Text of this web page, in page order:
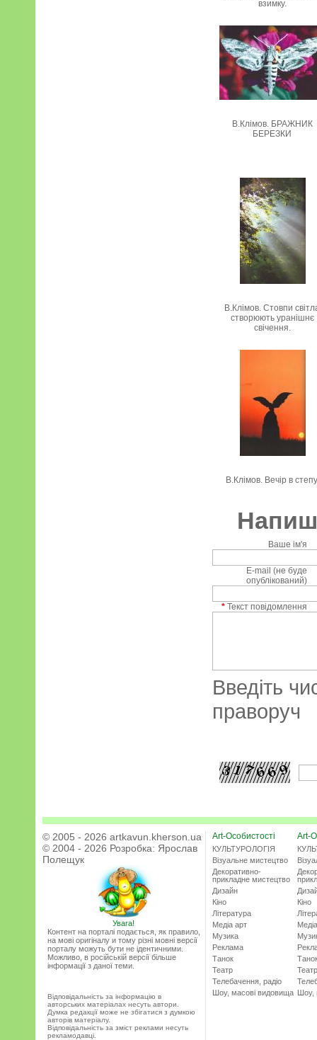
взимку.
В.Клімов. БРАЖНИК
БЕРЕЗКИ
В.Клімов. Стовпи
створюють уранішнє
свічення.
В.Клімов. Вечір в
Ваше ім'я
E-mail (не буде
опублікований)
* Текст повідомлення
Введіть
праворуч
© 2005 - 2026 artkavun.kherson.ua
© 2004 - 2026 Розробка: Ярослав
Полещук
Увага!
Контент на порталі подається, як правило,
на мові оригіналу и тому різні мовні версії
порталу можуть бути не ідентичними.
Можливо, в російській версії більше
інформації з даної теми.
Відповідальність за інформацію в
авторських матеріалах несуть автори.
Думка редакції може не збігатися з думкою
авторів матеріалу.
Відповідальність за зміст реклами несуть
рекламодавці.
Art-Особистості
КУЛЬТУРОЛОГІЯ
Візуальне мистецтво
Декоративно-
прикладне мистецтво
Дизайн
Кіно
Література
Медіа арт
Музика
Реклама
Танок
Театр
Телебачення, радіо
Шоу, масові видовища
Art-
Кіно
Театр
Шоу,